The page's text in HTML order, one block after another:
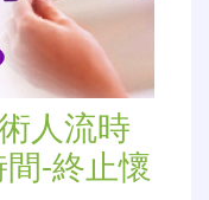
人流時
-終止懷